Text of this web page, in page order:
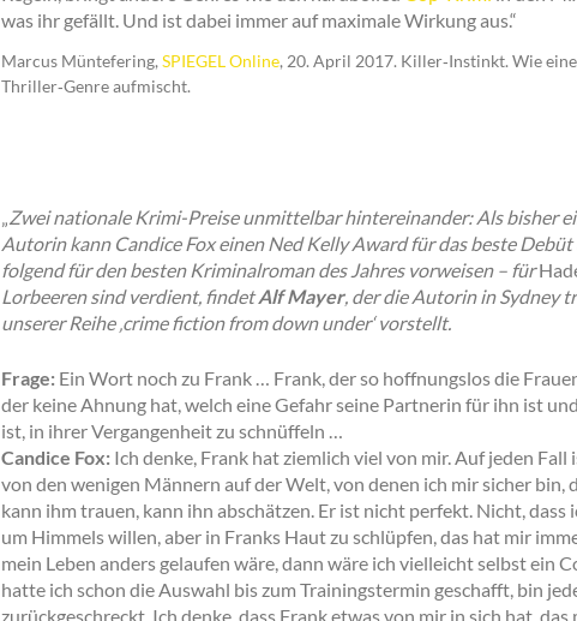
was ihr gefällt. Und ist dabei immer auf maximale Wirkung aus.“
Marcus Müntefering, SPIEGEL Online, 20. April 2017. Killer‐Instinkt. Wie
Thriller‐Genre aufmischt.
„Zwei nationale Krimi-Preise unmittelbar hintereinander: Als bisher
Autorin kann Candice Fox einen Ned Kelly Award für das beste
folgend für den besten Kriminalroman des Jahres vorweisen – für
Lorbeeren sind verdient, findetAlf Mayer, der die Autorin in Sydney
unserer Reihe ‚crime fiction from down under‘ vorstellt.
Frage: Ein Wort noch zu Frank … Frank, der so hoffnungslos die
der keine Ahnung hat, welch eine Gefahr seine Partnerin für ihn ist
ist, in ihrer Vergangenheit zu schnüffeln …
Candice Fox: Ich denke, Frank hat ziemlich viel von mir. Auf jeden Fall
von den wenigen Männern auf der Welt, von denen ich mir sicher bin,
kann ihm trauen, kann ihn abschätzen. Er ist nicht perfekt. Nicht, dass
um Himmels willen, aber in Franks Haut zu schlüpfen, das hat mir
mein Leben anders gelaufen wäre, dann wäre ich vielleicht selbst ein
hatte ich schon die Auswahl bis zum Trainingstermin geschafft, bin
zurückgeschreckt. Ich denke, dass Frank etwas von mir in sich hat,